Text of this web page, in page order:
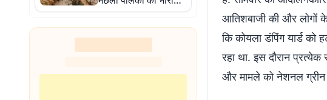
नुकसान
आतिशबाजी की और लोगों
कि कोयला डंपिंग यार्ड को
रहा था. इस दौरान प्रत्येक
और मामले को नेशनल ग्रीन